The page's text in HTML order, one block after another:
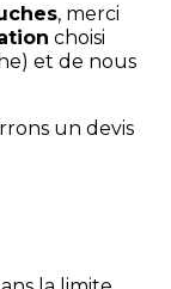
, merci
choisi
et de nous
un devis